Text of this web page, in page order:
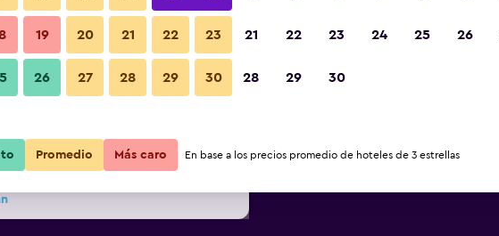
$51 Ver oferta
$63 Ver oferta
Fotos
19 20 21 22 23
26 27 28 29 30
21 22 23 24 25 26
28 29 30
Promedio Más caro En base a los precios promedio de hoteles de 3 estrellas